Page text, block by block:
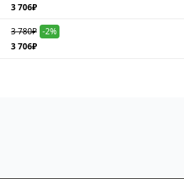
3 706₽
3 780₽ -2%
3 706₽